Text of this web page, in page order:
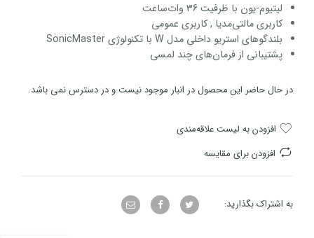
لیتیوم-یون با ظرفیت 36 وات‌ساعت
کاربری مالتی‌مدیا , کاربری عمومی
بلندگوهای استریو داخلی مدل W با تکنولوژی SonicMaster
پشتیبانی از فرمان‌های چند لمسی
در حال حاضر این محصول در انبار موجود نیست و در دسترس نمی باشد.
افزودن به لیست علاقه‌مندی
افزودن برای مقایسه
به اشتراک بگذارید: